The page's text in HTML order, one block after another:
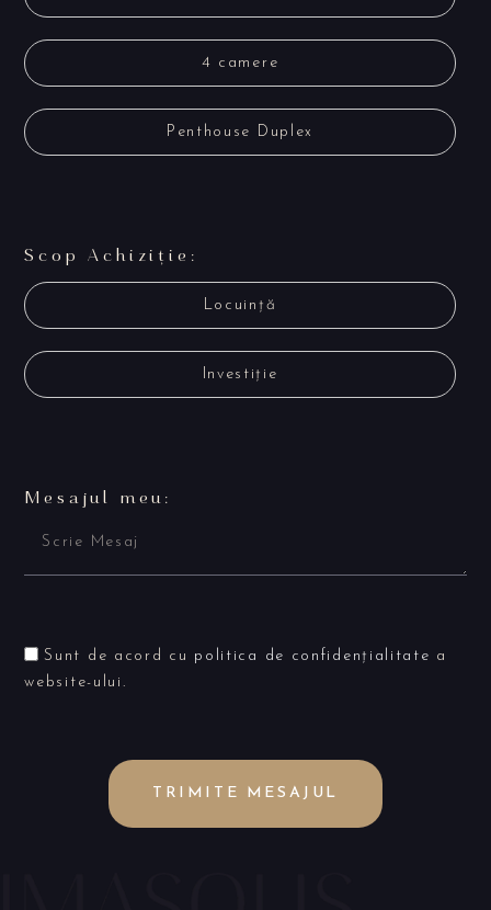
4 camere
Penthouse Duplex
Scop Achiziție:
Locuință
Investiție
Mesajul meu:
Sunt de acord cu politica de confidențialitate a
website-ului.
TRIMITE MESAJUL